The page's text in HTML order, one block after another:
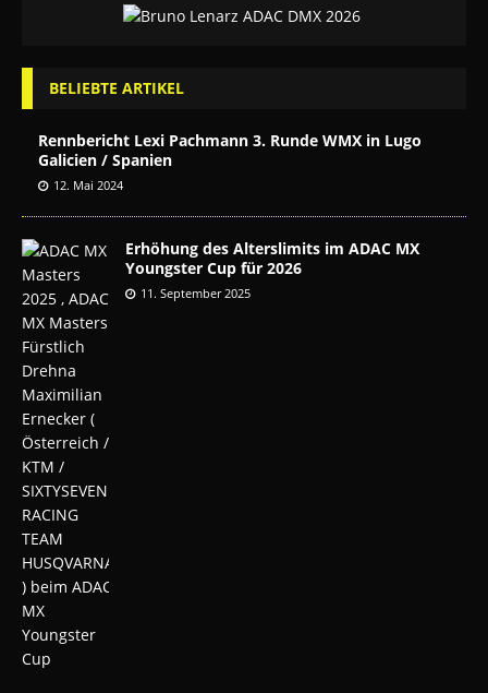
BELIEBTE ARTIKEL
Rennbericht Lexi Pachmann 3. Runde WMX in Lugo
Galicien / Spanien
12. Mai 2024
Erhöhung des Alterslimits im ADAC MX
Youngster Cup für 2026
11. September 2025